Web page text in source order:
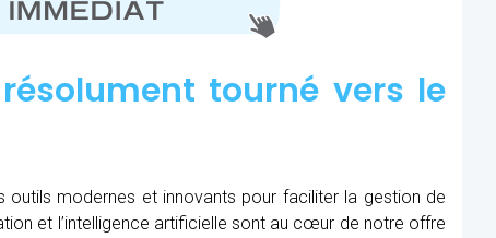
tourné vers le
outils modernes et innovants pour faciliter la gestion de
et l’intelligence artificielle sont au cœur de notre offre